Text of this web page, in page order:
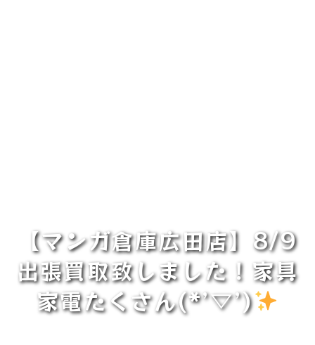
【マンガ倉庫広田店】8/9
出張買取致しました！家具
家電たくさん(*’▽’)